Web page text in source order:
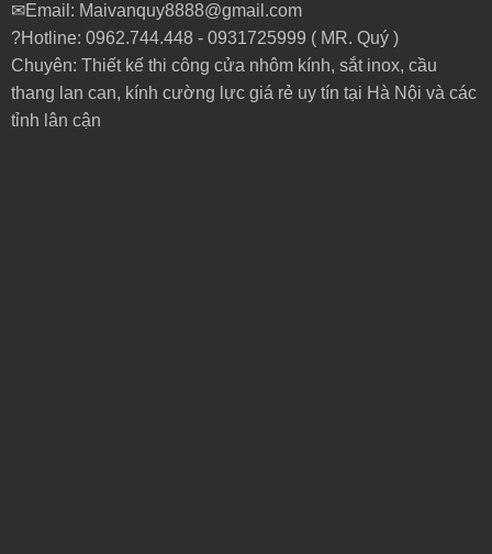
✉Email: Maivanquy8888@gmail.com
?Hotline: 0962.744.448 - 0931725999 ( MR. Quý )
Chuyên: Thiết kế thi công cửa nhôm kính, sắt inox, cầu
thang lan can, kính cường lực giá rẻ uy tín tại Hà Nội và các
tỉnh lân cận